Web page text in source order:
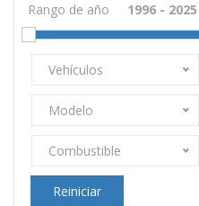
Rango de año
Vehículos
Modelo
Combustible
Reiniciar